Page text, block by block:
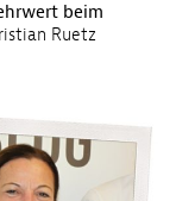
beim
Ruetz